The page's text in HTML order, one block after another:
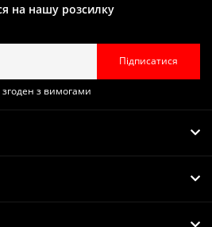
на нашу розсилку
Підписатися
згоден з вимогами